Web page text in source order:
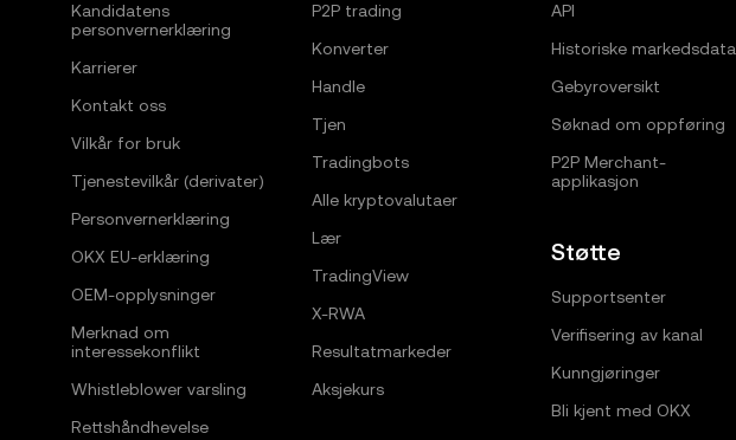
Kandidatens
personvernerklæring
Karrierer
Kontakt oss
Vilkår for bruk
Tjenestevilkår (derivater)
Personvernerklæring
OKX EU-erklæring
OEM-opplysninger
Merknad om
interessekonflikt
Whistleblower varsling
Rettshåndhevelse
P2P trading
Konverter
Handle
Tjen
Tradingbots
Alle kryptovalutaer
Lær
TradingView
X-RWA
Resultatmarkeder
Aksjekurs
API
Historiske markedsdata
Gebyroversikt
Søknad om oppføring
P2P Merchant-
applikasjon
Støtte
Supportsenter
Verifisering av kanal
Kunngjøringer
Bli kjent med OKX